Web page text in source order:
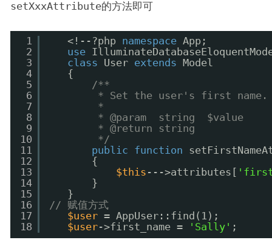
setXxxAttribute的方法即可
1
2
3
4
5
6
7
8
9
10
11
12
13
14
15
16
17
18
<!--?php namespace App;
use
class
User extends
Model
{
/**
* Set the user's first name.
*
* @param  string  $value
* @return string
*/
public
function
{
$this --->attributes[
}
}
// 赋值方式
$user = AppUser::find(1);
$user->first_name = 'Sally' ;